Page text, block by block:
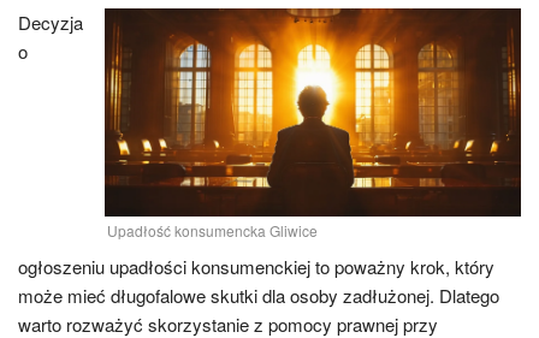
Upadłość konsumencka Gliwice
Decyzja
o
ogłoszeniu upadłości konsumenckiej to poważny krok, który
może mieć długofalowe skutki dla osoby zadłużonej. Dlatego
warto rozważyć skorzystanie z pomocy prawnej przy